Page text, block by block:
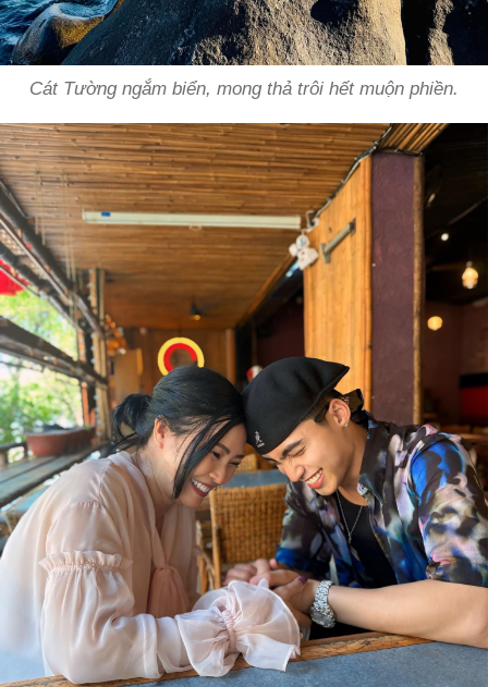
Cát Tường ngắm biển, mong thả trôi hết muộn phiền.